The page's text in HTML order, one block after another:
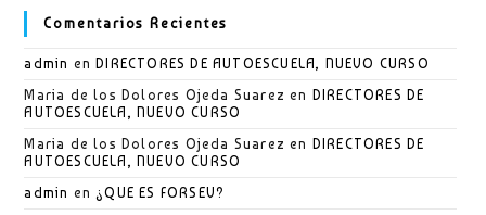
Comentarios Recientes
admin en DIRECTORES DE AUTOESCUELA, NUEVO CURSO
Maria de los Dolores Ojeda Suarez en DIRECTORES DE
AUTOESCUELA, NUEVO CURSO
Maria de los Dolores Ojeda Suarez en DIRECTORES DE
AUTOESCUELA, NUEVO CURSO
admin en ¿QUE ES FORSEV?